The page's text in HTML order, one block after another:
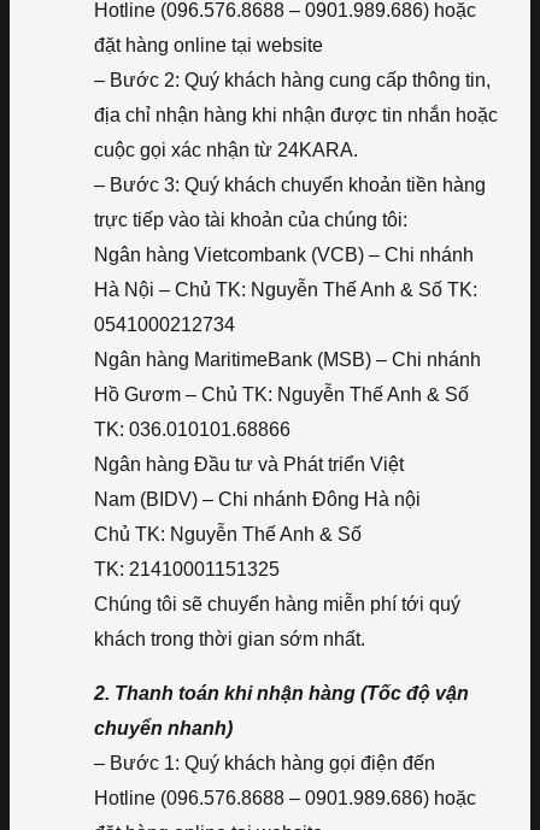
Hotline (096.576.8688 – 0901.989.686) hoặc
đặt hàng online tại website
– Bước 2: Quý khách hàng cung cấp thông tin,
địa chỉ nhận hàng khi nhận được tin nhắn hoặc
cuộc gọi xác nhận từ 24KARA.
– Bước 3: Quý khách chuyển khoản tiền hàng
trực tiếp vào tài khoản của chúng tôi:
Ngân hàng Vietcombank (VCB) – Chi nhánh
Hà Nội – Chủ TK: Nguyễn Thế Anh & Số TK:
0541000212734
Ngân hàng MaritimeBank (MSB) – Chi nhánh
Hồ Gươm – Chủ TK: Nguyễn Thế Anh & Số
TK: 036.010101.68866
Ngân hàng Đầu tư và Phát triển Việt
Nam (BIDV) – Chi nhánh Đông Hà nội
Chủ TK: Nguyễn Thế Anh & Số
TK: 21410001151325
Chúng tôi sẽ chuyển hàng miễn phí tới quý
khách trong thời gian sớm nhất.
2. Thanh toán khi nhận hàng (Tốc độ vận
chuyển nhanh)
– Bước 1: Quý khách hàng gọi điện đến
Hotline (096.576.8688 – 0901.989.686) hoặc